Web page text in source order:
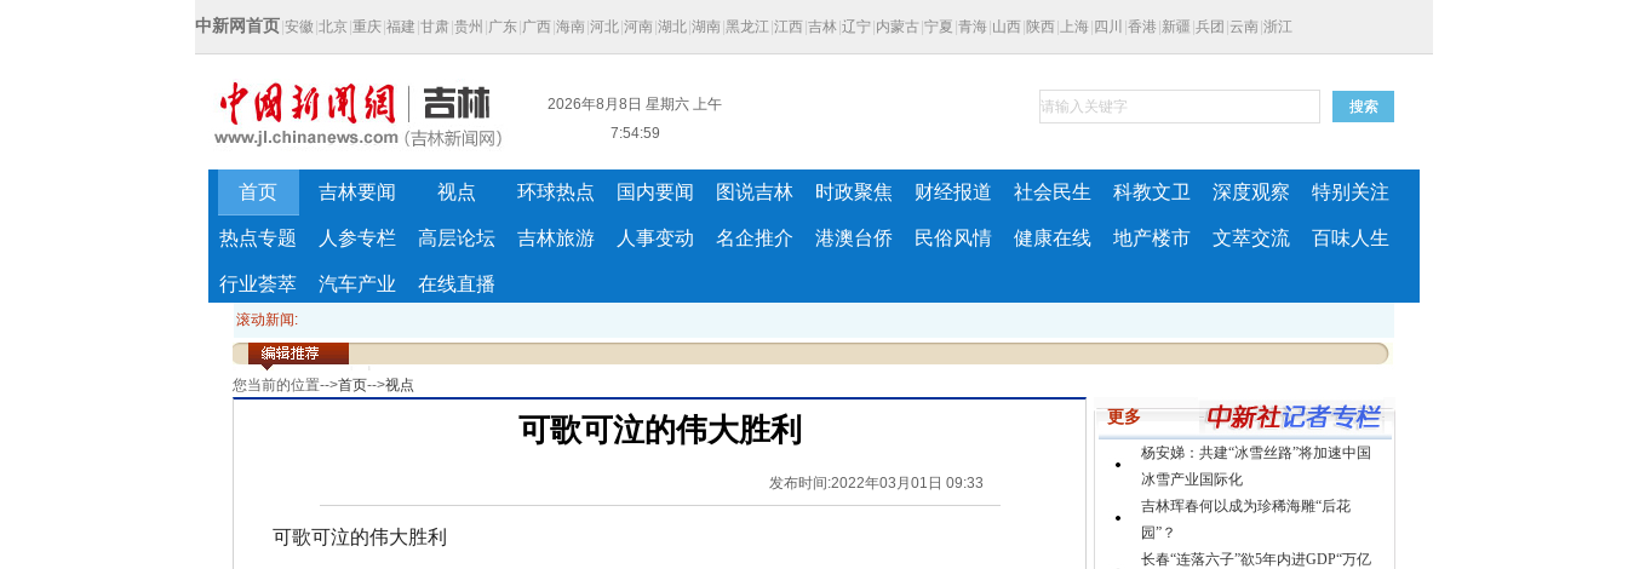
中新网首页 安徽 北京 重庆 福建 甘肃 贵州 广东 广西 海南 河北 河南 湖北 湖南 黑龙江 江西 吉林 辽宁 内蒙古 宁夏 青海 山西 陕西 上海 四川 香港 新疆 兵团 云南 浙江
2026年8月8日 星期六 上午
7:54:59
首页 吉林要闻 视点 环球热点 国内要闻 图说吉林 时政聚焦 财经报道 社会民生 科教文卫 深度观察 特别关注
热点专题 人参专栏 高层论坛 吉林旅游 人事变动 名企推介 港澳台侨 民俗风情 健康在线 地产楼市 文萃交流 百味人生
行业荟萃 汽车产业 在线直播
滚动新闻:
您当前的位置-->首页-->视点
可歌可泣的伟大胜利
发布时间:2022年03月01日 09:33
可歌可泣的伟大胜利
更多
杨安娣：共建“冰雪丝路”将加速中国
冰雪产业国际化
吉林珲春何以成为珍稀海雕“后花
园”？
长春“连落六子”欲5年内进GDP“万亿